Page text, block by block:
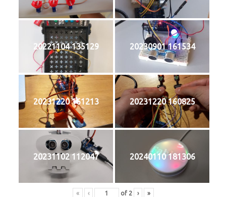
20221104 135129 20230901 161534
20231220 161213 20231220 160825
20231102 112047 20240110 181306
« ‹ of 2 › »